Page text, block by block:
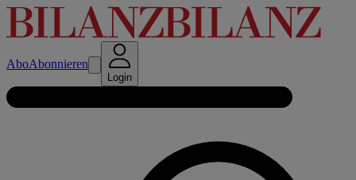
AboAbonnieren
Login